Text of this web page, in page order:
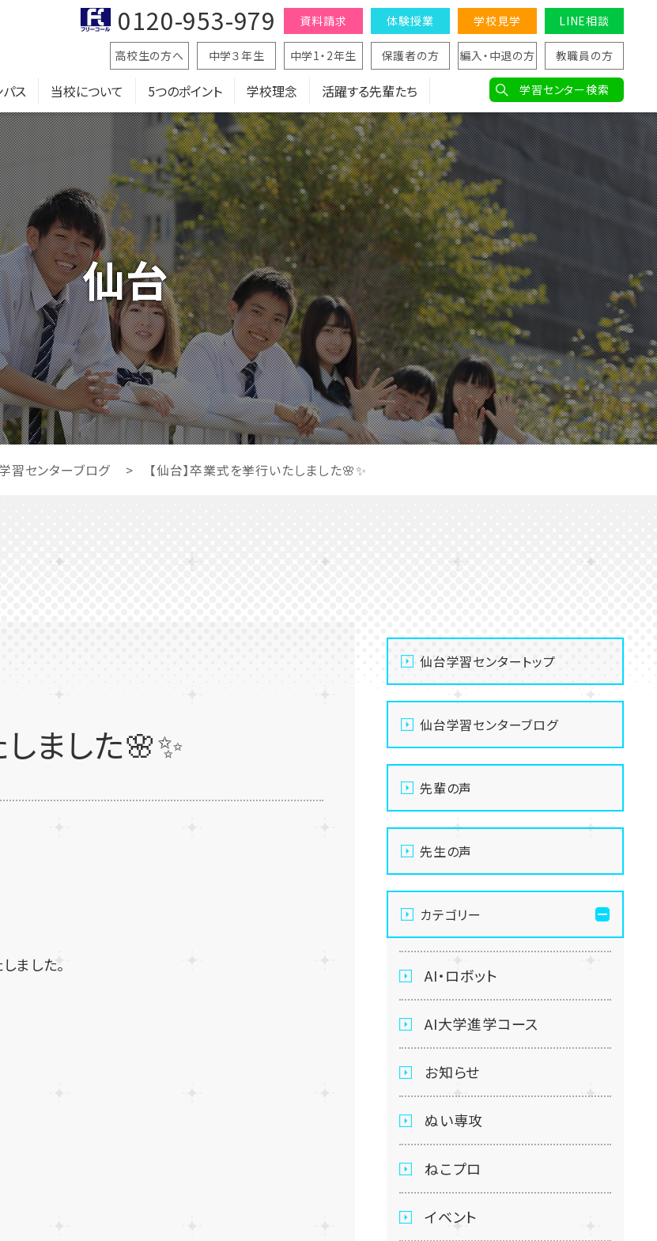
ス 当校について 5つのポイント 学校理念 活躍する先輩たち
資料請求 体験授業 学校見学 LINE相談
高校生の方へ 中学３年生 中学1・2年生 保護者の方 編入・中退の方 教職員の方
学習センター検索
0120-953-979
仙台
習センターブログ > 【仙台】卒業式を挙行いたしました🌸✨
ました🌸✨
ました。
仙台学習センタートップ
仙台学習センターブログ
先輩の声
先生の声
カテゴリー
AI・ロボット
AI大学進学コース
お知らせ
ぬい専攻
ねこプロ
イベント